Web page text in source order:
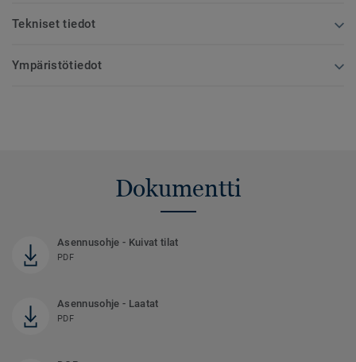
Tekniset tiedot
Ympäristötiedot
Dokumentti
Asennusohje - Kuivat tilat
PDF
Asennusohje - Laatat
PDF